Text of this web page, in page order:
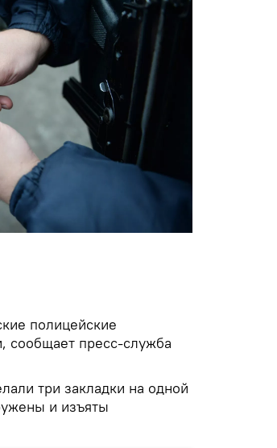
полицейские
сообщает пресс-служба
три закладки на одной
и изъяты